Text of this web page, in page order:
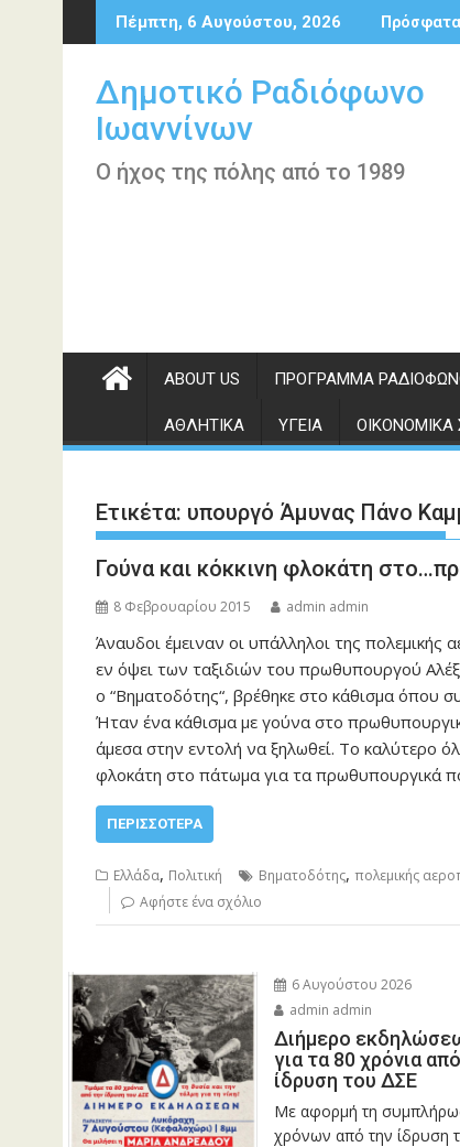
Περάστε
στο
Πέμπτη, 6 Αυγούστου, 2026
Δημοτικό Ραδιόφωνο
Ιωαννίνων
Ο ήχος της πόλης από το 1989
ABOUT US ΠΡΌΓΡΑΜΜΑ
ΑΘΛΗΤΙΚΆ ΥΓΕΊΑ ΟΙΚΟΝΟΜΙΚΆ
Ετικέτα: υπουργό Άμυνας Πάνο
Γούνα και κόκκινη φλοκάτη
8 Φεβρουαρίου 2015 admin admin
Άναυδοι έμειναν οι υπάλληλοι της
εν όψει των ταξιδιών του πρωθυπουργού
ο “Βηματοδότης“, βρέθηκε στο κάθισμα όπου
Ήταν ένα κάθισμα με γούνα στο
άμεσα στην εντολή να ξηλωθεί. Το καλύτερο
φλοκάτη στο πάτωμα για τα πρωθυπουργικά
ΠΕΡΙΣΣΌΤΕΡΑ
Ελλάδα, Πολιτική Βηματοδότης, πολεμικής
Αφήστε ένα σχόλιο
6 Αυγούστου 2026
admin admin
Διήμερο
για τα 80 χρόνια
ίδρυση του ΔΣΕ
Με αφορμή τη
χρόνων από την ίδρυση